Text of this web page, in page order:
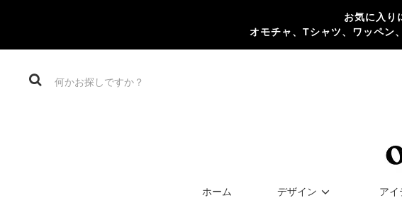
お気に入り
オモチャ、Tシャツ、ワッペン
ホーム デザイン アイ